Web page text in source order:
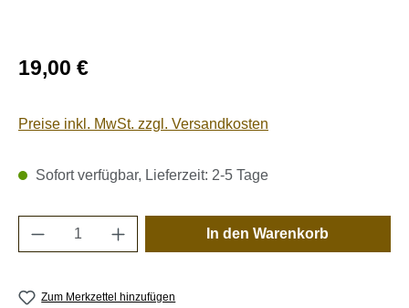
Regulärer Preis:
19,00 €
Preise inkl. MwSt. zzgl. Versandkosten
Sofort verfügbar, Lieferzeit: 2-5 Tage
Produkt Anzahl: Gib den gewünschten
In den Warenkorb
Zum Merkzettel hinzufügen